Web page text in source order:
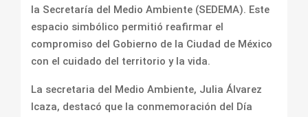
la Secretaría del Medio Ambiente (SEDEMA). Este
espacio simbólico permitió reafirmar el
compromiso del Gobierno de la Ciudad de México
con el cuidado del territorio y la vida.
La secretaria del Medio Ambiente, Julia Álvarez
Icaza, destacó que la conmemoración del Día